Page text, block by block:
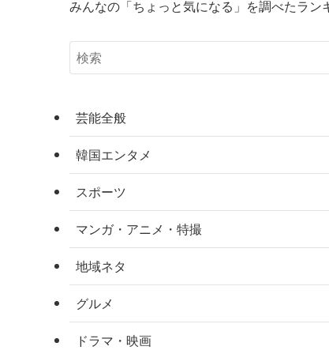
みんなの「ちょっと気になる」を調べたラン
芸能全般
韓国エンタメ
スポーツ
マンガ・アニメ・特撮
地域ネタ
グルメ
ドラマ・映画